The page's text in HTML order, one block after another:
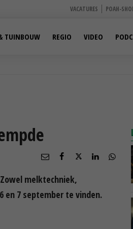
VACATURES POAH-
TUINBOUW REGIO VIDEO
melktechniek,
en 7 september te vinden.